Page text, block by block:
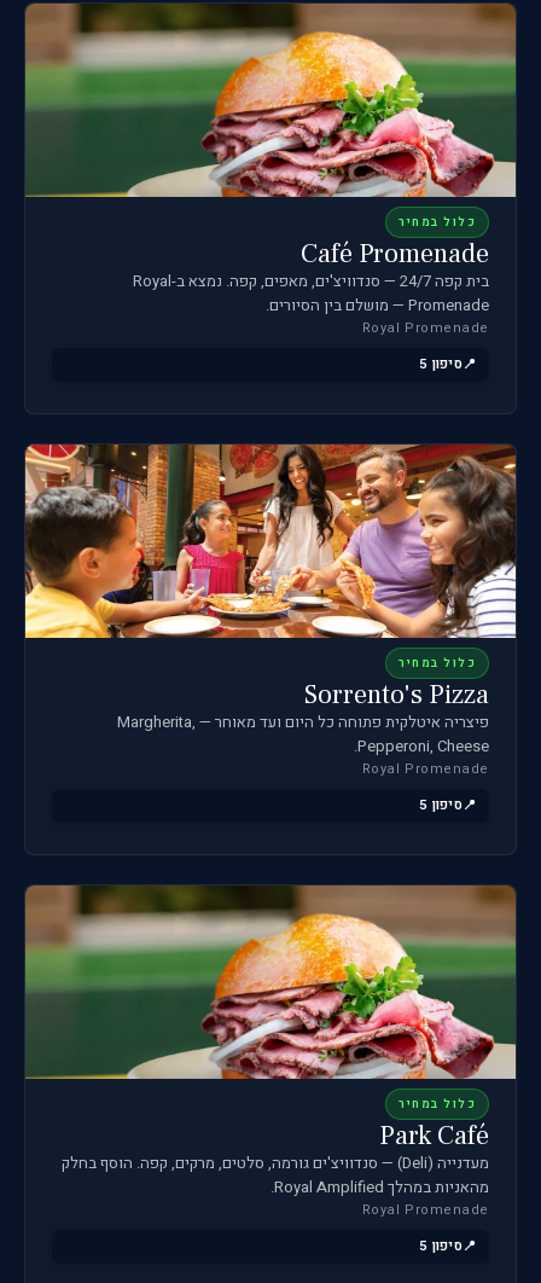
כלול במחיר
Café Promenade
בית קפה 24/7 — סנדוויצ'ים, מאפים, קפה. נמצא ב-Royal
Promenade — מושלם בין הסיורים.
Royal Promenade
סיפון 5
כלול במחיר
Sorrento's Pizza
פיצריה איטלקית פתוחה כל היום ועד מאוחר — Margherita,
Pepperoni, Cheese.
Royal Promenade
סיפון 5
כלול במחיר
Park Café
מעדנייה (Deli) — סנדוויצ'ים גורמה, סלטים, מרקים, קפה. הוסף בחלק
מהאניות במהלך Royal Amplified.
Royal Promenade
סיפון 5